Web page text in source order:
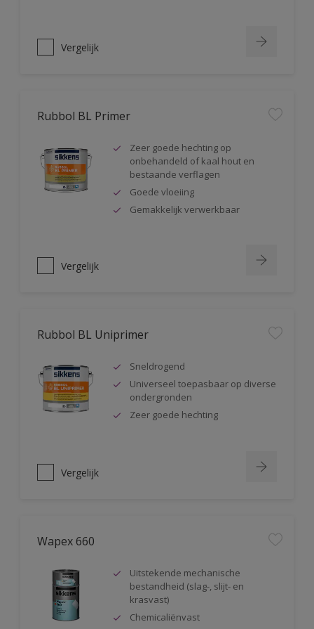
Vergelijk
Rubbol BL Primer
Zeer goede hechting op
onbehandeld of kaal hout en
bestaande verflagen
Goede vloeiing
Gemakkelijk verwerkbaar
Vergelijk
Rubbol BL Uniprimer
Sneldrogend
Universeel toepasbaar op diverse
ondergronden
Zeer goede hechting
Vergelijk
Wapex 660
Uitstekende mechanische
bestandheid (slag-, slijt- en
krasvast)
Chemicaliënvast